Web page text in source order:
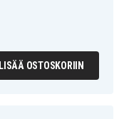
LISÄÄ OSTOSKORIIN